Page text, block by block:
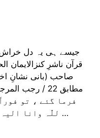
جیسے ہی یہ دل خراش
قرآن ناشرِ کنزالایمان
فرما گئے ، تو
للّٰہ وانا الیہ راجعون کی صدا بلند ہوئی …